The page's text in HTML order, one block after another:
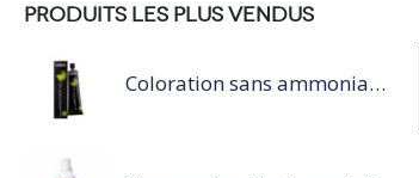
PRODUITS LES PLUS VENDUS
Coloration sans ammoniaque Inoa / 60ML